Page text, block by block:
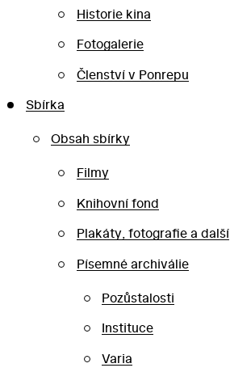
Historie kina
Fotogalerie
Členství v Ponrepu
Sbírka
Obsah sbírky
Filmy
Knihovní fond
Plakáty, fotografie a další
Písemné archiválie
Pozůstalosti
Instituce
Varia